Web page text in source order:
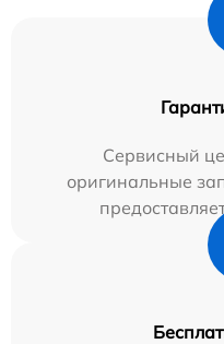
Сервисный
оригинальные